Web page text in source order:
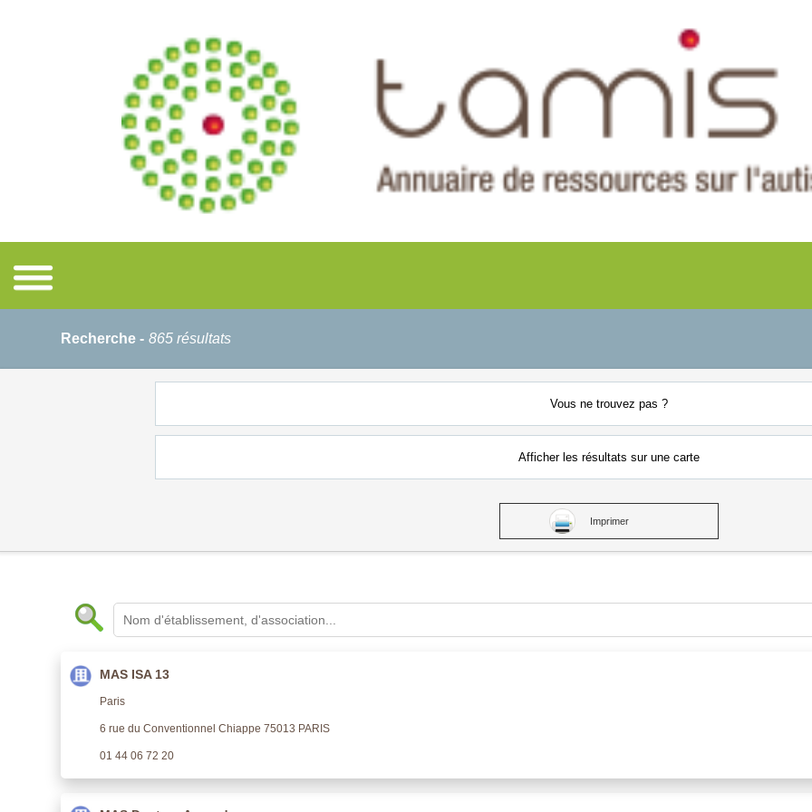
Recherche - 865 résultats
Vous ne trouvez pas ?
Afficher les résultats sur une carte
Imprimer
MAS ISA 13
Paris
6 rue du Conventionnel Chiappe 75013 PARIS
01 44 06 72 20